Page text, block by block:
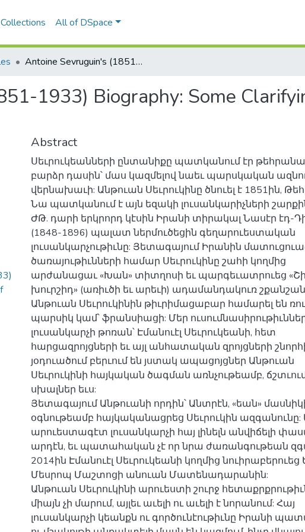
All of DSpace
Antoine Sevruguin's (1851-1933) Biography: Some Clarifying Facts and Details
1933) Biography: Some
Abstract
Սեւրուկեանների ընտանիքը պատկանում էր
բարձր դասին՝ մաս կազմելով նաեւ պարսկական
վերնախաւի: Անթուան Սեւրուկինը ծնուել է 1851ին,
Նա պատկանում է այն եզակի լուսանկարիչների
ԺԹ. դարի երկրորդ կէսին Իրանի տիրակալ Նասէր էդ-
(1848-1896) պալատ ներմուծեցին գեղարուեստական
լուսանկարչութիւնը: Յետագայում Իրանին
ծառայութիւնների համար Սեւրուկինը շահի կողմից
արժանացաւ «Խան» տիտղոսի եւ պարգեւատրուեց
խուրշիդ» (առիւծի եւ արեւի) ադամանդակուռ
Անթուան Սեւրուկինին թիւրիմացաբար համարել են
պարսիկ կամ՝ ֆրանսիացի: Մեր
լուսանկարչի թոռան՝ Էմանուէլ Սեւրուկեանի, հետ
հարցազրոյցների եւ այլ անհատական զրոյցների
յօդուածում բերւում են յստակ ապացոյցներ Անթուան
Սեւրուկինի հայկական ծագման առնչութեամբ, ճշտւում
սխալներ եւս:
Յետագայում Անթուանի որդին՝ Անտրէն, «եան»
օգնութեամբ հայկականացրեց Սեւրուկին ազգանունը:
արուեստագէտ լուսանկարչի հայ լինելն անվիճելի
արդէն, եւ պատահական չէ որ նրա ժառանգութեան
2014ին Էմանուէլ Սեւրուկեանի կողմից նուիրաբերուեց
Մեսրոպ Մաշտոցի անուան Մատենադարանին:
Անթուան Սեւրուկինի արուեստի շուրջ
միայն չի մարում, այլեւ աւելի ու աւելի է նորանում: Հայ
լուսանկարչի կեանքն ու գործունէութիւնը Իրանի